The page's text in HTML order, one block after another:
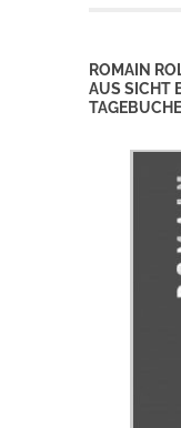
ROMAIN
AUS SICHT